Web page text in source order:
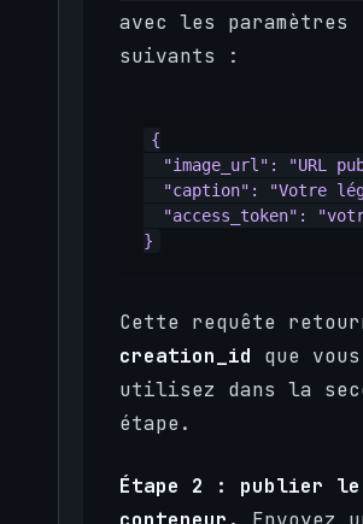
avec les paramètres
suivants :
{
"image_url": "URL
"caption": "Votre
"access_token":
}
Cette requête
creation_id que vous
utilisez dans la
étape.
Étape 2 : publier le